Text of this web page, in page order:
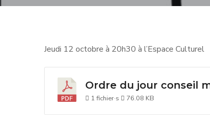
Jeudi 12 octobre à 20h30 à l’Espace Culturel
Ordre du jour conseil
1 fichier·s 76.08 KB